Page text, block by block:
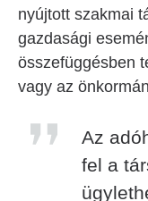
nyújtott szakmai
gazdasági
összefüggésben
vagy az
Az
fel a